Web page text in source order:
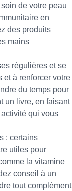
de votre peau
en
des produits
mains
régulières et se
et à renforcer votre
du temps pour
un livre, en faisant
qui vous
: certains
utiles pour
la vitamine
conseil à un
tout complément